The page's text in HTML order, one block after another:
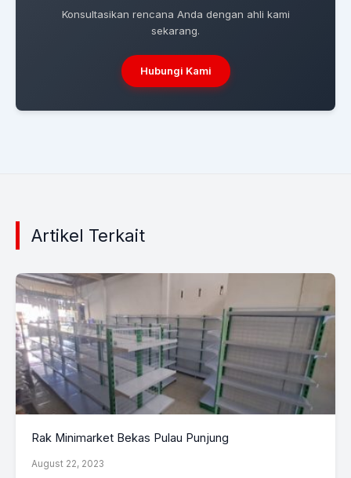
Konsultasikan rencana Anda dengan ahli kami
sekarang.
Hubungi Kami
Artikel Terkait
Rak Minimarket Bekas Pulau Punjung
August 22, 2023